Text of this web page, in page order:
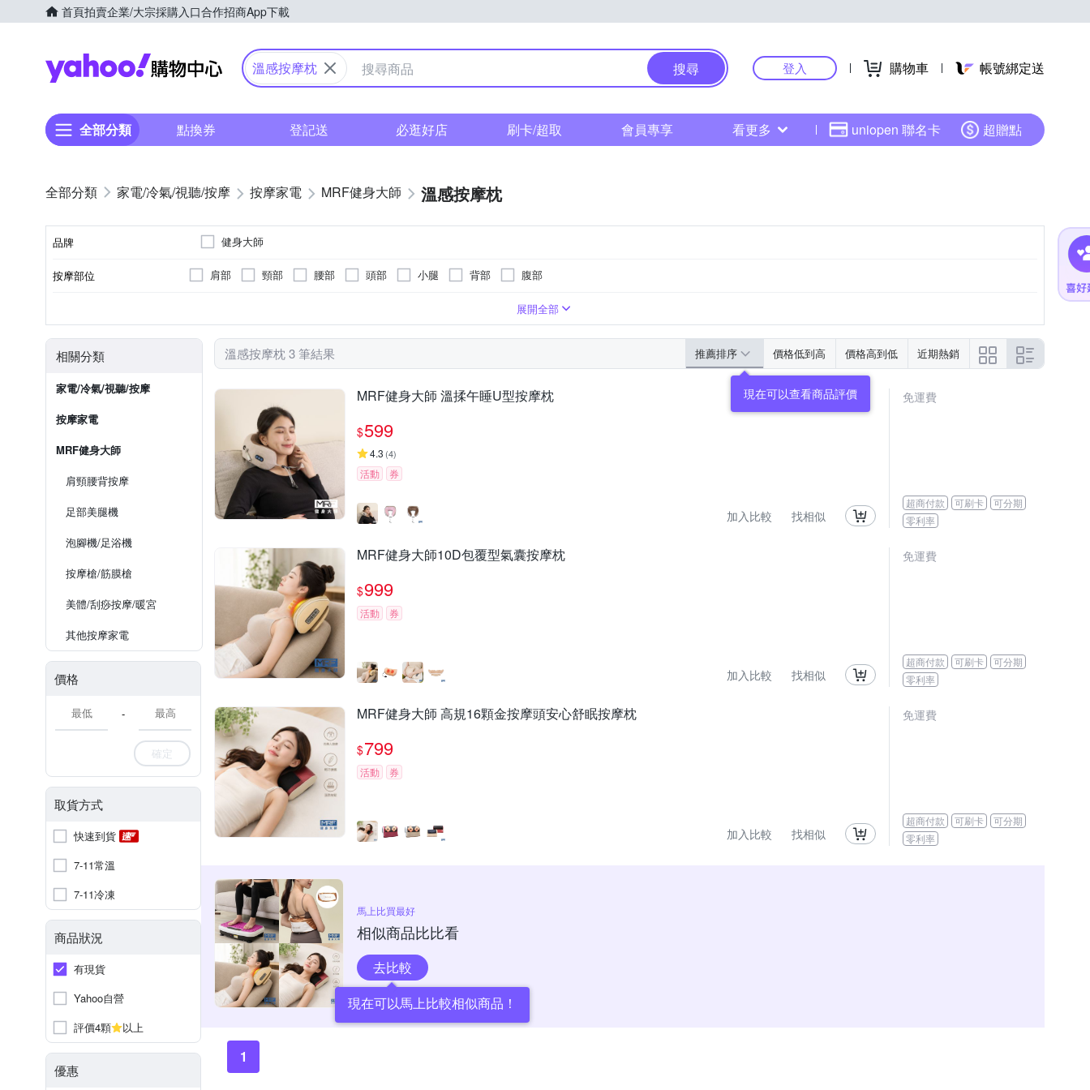
首頁拍賣企業/大宗採購入口合作招商App下載
Yahoo購物中心
溫感按摩枕 搜尋 登入 購物車 帳號綁定送
全部分類 點換券 登記送 必逛好店 刷卡/超取 會員專享 看更多 uniopen 聯名卡 超贈點
家電/冷氣/視聽/按摩 按摩家電 MRF健身大師 溫感按摩枕
品牌 健身大師
按摩部位 肩部 頸部 腰部 頭部 小腿 背部 腹部
展開全部
相關分類
家電/冷氣/視聽/按摩
按摩家電
MRF健身大師
肩頸腰背按摩
足部美腿機
泡腳機/足浴機
按摩槍/筋膜槍
美體/刮痧按摩/暖宮
其他按摩家電
價格
-
確定
取貨方式
快速到貨
7-11常溫
7-11冷凍
商品狀況
有現貨
Yahoo自營
評價4顆
以上
優惠
溫感按摩枕 3 筆結果 推薦排序 價格低到高 價格高到低 近期熱銷
現在可以查看商品評價
MRF健身大師 溫揉午睡U型按摩枕
$599
4.3 (4)
活動 券
加入比較 找相似
免運費
超商付款 可刷卡
可分期
零利率
MRF健身大師10D包覆型氣囊按摩枕
$999
活動 券
加入比較 找相似
免運費
超商付款 可刷卡
可分期
零利率
MRF健身大師 高規16顆金按摩頭安心舒眠按摩枕
$799
活動 券
加入比較 找相似
免運費
超商付款 可刷卡
可分期
零利率
馬上比買最好
相似商品比比看
去比較
現在可以馬上比較相似商品！
1